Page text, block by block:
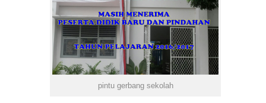
pintu gerbang sekolah